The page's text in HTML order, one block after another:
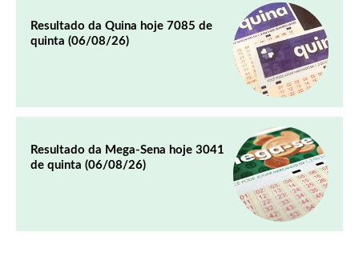
Resultado da Quina hoje 7085 de
quinta (06/08/26)
Resultado da Mega-Sena hoje 3041
de quinta (06/08/26)